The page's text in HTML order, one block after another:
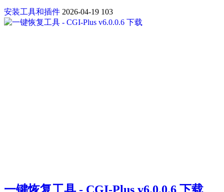
安装工具和插件 2026-04-19 103
一键恢复工具 - CGI-Plus v6.0.0.6 下载